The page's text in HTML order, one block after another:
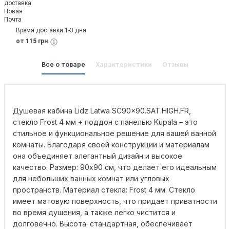
Время доставки 1-3 дня
от 115 грн
Все о товаре Характеристики Отзывы
Душевая кабина Lidz Latwa SC90x90.SAT.HIGH.FR,
стекло Frost 4 мм + поддон с панелью Kupala – это
стильное и функциональное решение для вашей ванной
комнаты. Благодаря своей конструкции и материалам
она объединяет элегантный дизайн и высокое
качество. Размер: 90x90 см, что делает его идеальным
для небольших ванных комнат или угловых
пространств. Материал стекла: Frost 4 мм. Стекло
имеет матовую поверхность, что придает приватности
во время душения, а также легко чистится и
долговечно. Высота: стандартная, обеспечивает